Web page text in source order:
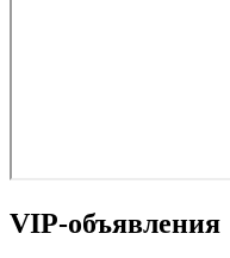
VIP-объявления